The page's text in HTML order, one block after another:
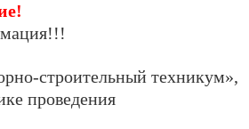
строительный техникум»,
проведения